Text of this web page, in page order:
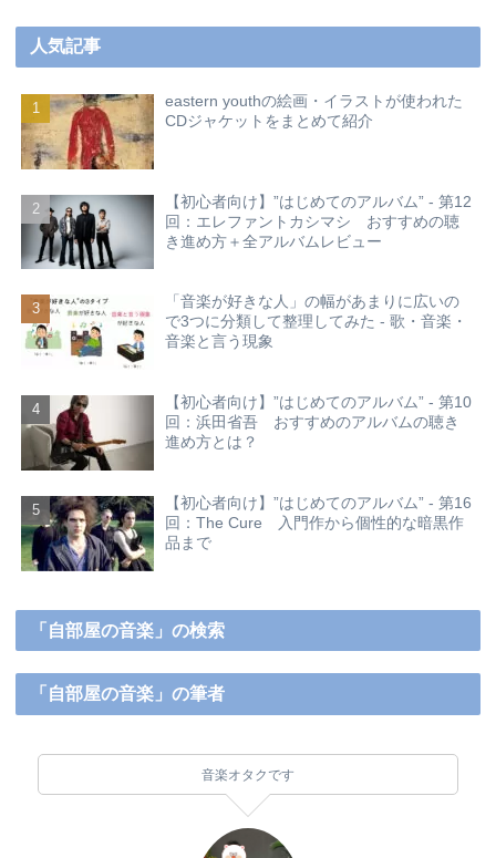
人気記事
eastern youthの絵画・イラストが使われた
CDジャケットをまとめて紹介
【初心者向け】”はじめてのアルバム” - 第12
回：エレファントカシマシ おすすめの聴
き進め方＋全アルバムレビュー
「音楽が好きな人」の幅があまりに広いの
で3つに分類して整理してみた - 歌・音楽・
音楽と言う現象
【初心者向け】”はじめてのアルバム” - 第10
回：浜田省吾 おすすめのアルバムの聴き
進め方とは？
【初心者向け】”はじめてのアルバム” - 第16
回：The Cure 入門作から個性的な暗黒作
品まで
「自部屋の音楽」の検索
「自部屋の音楽」の筆者
音楽オタクです